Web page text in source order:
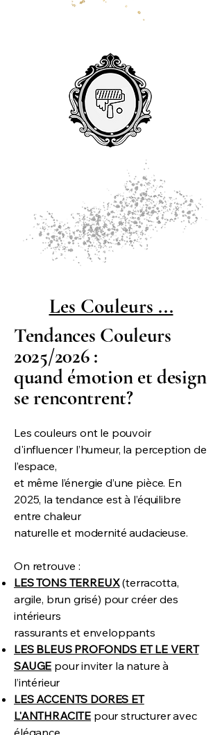
Les Couleurs ...
Tendances Couleurs
2025/2026 :
quand émotion et design
se rencontrent?
Les couleurs ont le pouvoir
d'influencer l’humeur, la perception de
l’espace,
et même l’énergie d’une pièce. En
2025, la tendance est à l’équilibre
entre chaleur
naturelle et modernité audacieuse.
On retrouve :
LES TONS TERREUX(terracotta,
argile, brun grisé) pour créer des
intérieurs
rassurants et enveloppants
LES BLEUS PROFONDS ET LE VERT
SAUGE pour inviter la nature à
l’intérieur
LES ACCENTS DORES ET
L'ANTHRACITE pour structurer avec
élégance